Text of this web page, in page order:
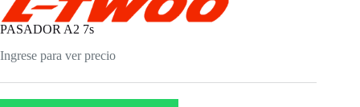
PASADOR A2 7s
Ingrese para ver precio